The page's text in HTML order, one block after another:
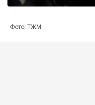
Фото: ТЖМ